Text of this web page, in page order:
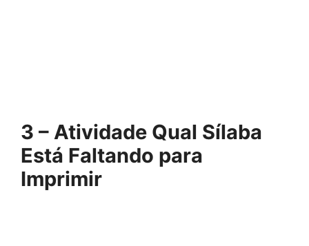
3 – Atividade Qual Sílaba
Está Faltando para
Imprimir